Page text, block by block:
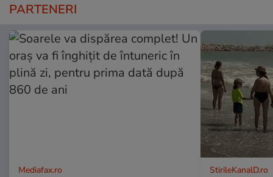
PARTENERI
Mediafax.ro StirileKanalD.ro